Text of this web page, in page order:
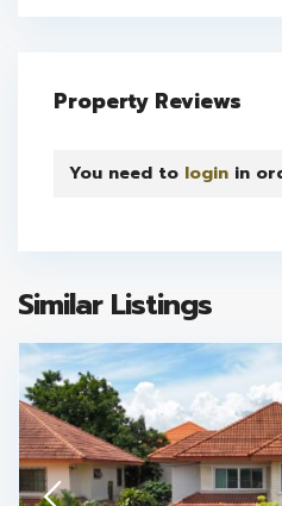
Property Reviews
You need to login in
Similar Listings